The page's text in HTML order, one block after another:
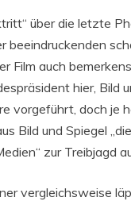
über die letzte
Film auch
hier, Bild
vorgeführt, doch je
Bild und Spiegel
zur Treibjagd
vergleichsweise